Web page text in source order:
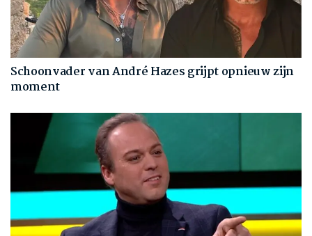
Schoonvader van André Hazes grijpt opnieuw zijn
moment